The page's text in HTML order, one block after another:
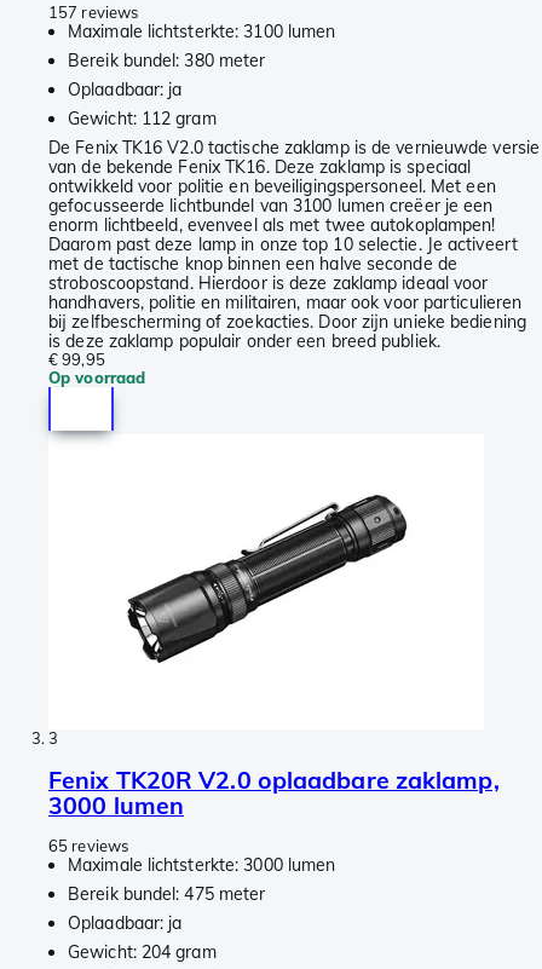
157 reviews
Maximale lichtsterkte: 3100 lumen
Bereik bundel: 380 meter
Oplaadbaar: ja
Gewicht: 112 gram
De Fenix TK16 V2.0 tactische zaklamp is de vernieuwde versie
van de bekende Fenix TK16. Deze zaklamp is speciaal
ontwikkeld voor politie en beveiligingspersoneel. Met een
gefocusseerde lichtbundel van 3100 lumen creëer je een
enorm lichtbeeld, evenveel als met twee autokoplampen!
Daarom past deze lamp in onze top 10 selectie. Je activeert
met de tactische knop binnen een halve seconde de
stroboscoopstand. Hierdoor is deze zaklamp ideaal voor
handhavers, politie en militairen, maar ook voor particulieren
bij zelfbescherming of zoekacties. Door zijn unieke bediening
is deze zaklamp populair onder een breed publiek.
€ 99,95
Op voorraad
3
Fenix TK20R V2.0 oplaadbare zaklamp,
3000 lumen
65 reviews
Maximale lichtsterkte: 3000 lumen
Bereik bundel: 475 meter
Oplaadbaar: ja
Gewicht: 204 gram